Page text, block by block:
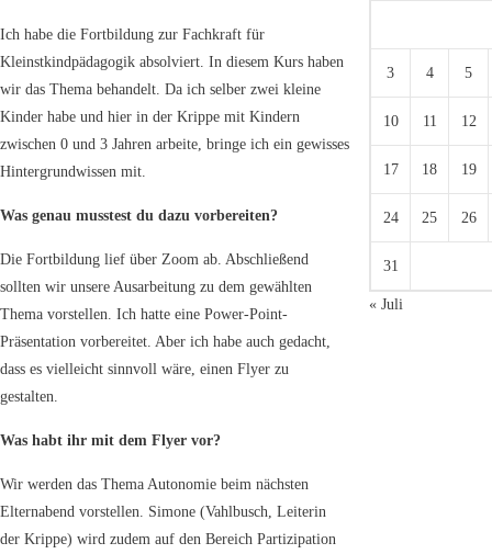
Ich habe die Fortbildung zur Fachkraft für
Kleinstkindpädagogik absolviert. In diesem Kurs haben
wir das Thema behandelt. Da ich selber zwei kleine
Kinder habe und hier in der Krippe mit Kindern
zwischen 0 und 3 Jahren arbeite, bringe ich ein gewisses
Hintergrundwissen mit.
Was genau musstest du dazu vorbereiten?
Die Fortbildung lief über Zoom ab. Abschließend
sollten wir unsere Ausarbeitung zu dem gewählten
Thema vorstellen. Ich hatte eine Power-Point-
Präsentation vorbereitet. Aber ich habe auch gedacht,
dass es vielleicht sinnvoll wäre, einen Flyer zu
gestalten.
Was habt ihr mit dem Flyer vor?
Wir werden das Thema Autonomie beim nächsten
Elternabend vorstellen. Simone (Vahlbusch, Leiterin
der Krippe) wird zudem auf den Bereich Partizipation
3 4 5
10 11 12
17 18 19
24 25 26
31
« Juli